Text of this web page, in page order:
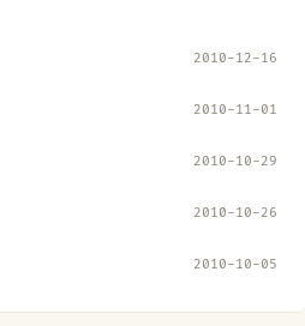
2010-12-16
2010-11-01
2010-10-29
2010-10-26
2010-10-05